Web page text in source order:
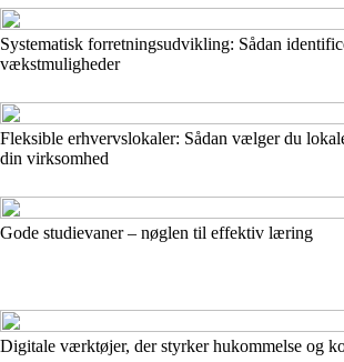
Systematisk forretningsudvikling: Sådan
vækstmuligheder
Fleksible erhvervslokaler: Sådan vælger du
din virksomhed
Gode studievaner – nøglen til effektiv læring
Digitale værktøjer, der styrker hukommelse og